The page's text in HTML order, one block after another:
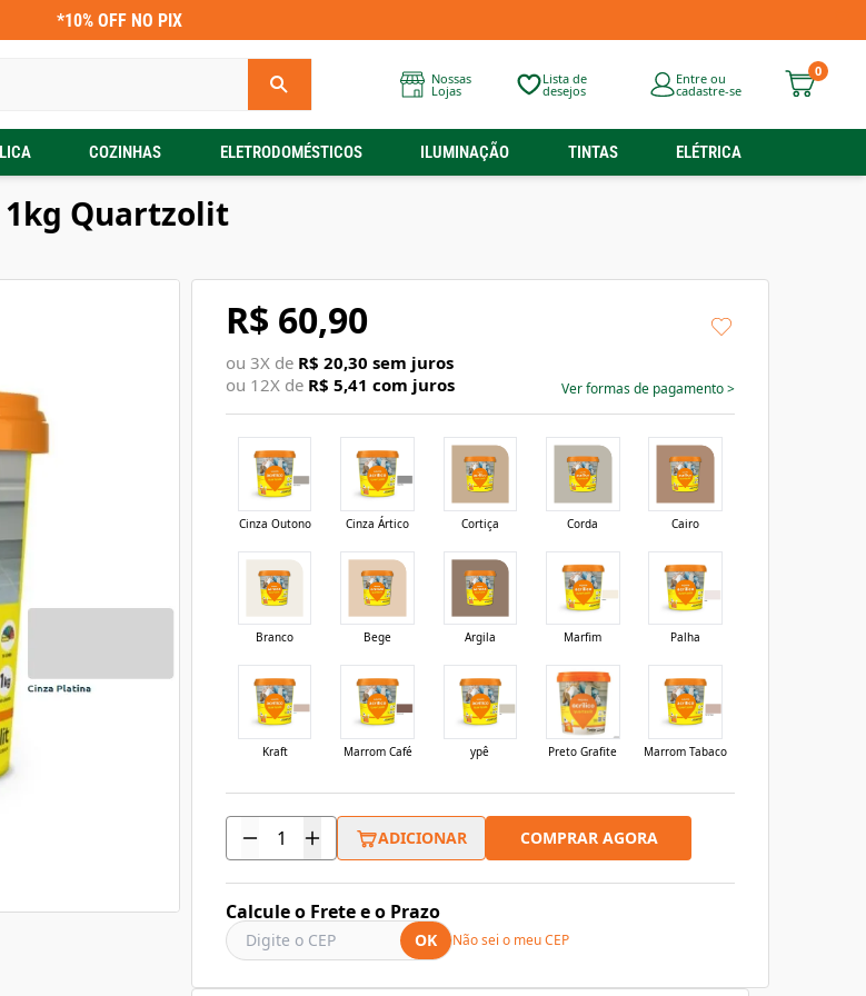
*10% OFF NO PIX
Nossas
Lojas
Lista de
desejos
Entre ou
cadastre-se
0
COZINHAS ELETRODOMÉSTICOS ILUMINAÇÃO TINTAS ELÉTRICA
1kg Quartzolit
R$ 60,90
ou 3X de R$ 20,30 sem juros
ou 12X de R$ 5,41 com juros Ver formas de pagamento>
Cinza Outono Cinza Ártico Cortiça Corda Cairo
Branco Bege Argila Marfim Palha
Kraft Marrom Café ypê Preto Grafite Marrom Tabaco
ADICIONAR COMPRAR AGORA
Calcule o Frete e o Prazo
OK Não sei o meu CEP